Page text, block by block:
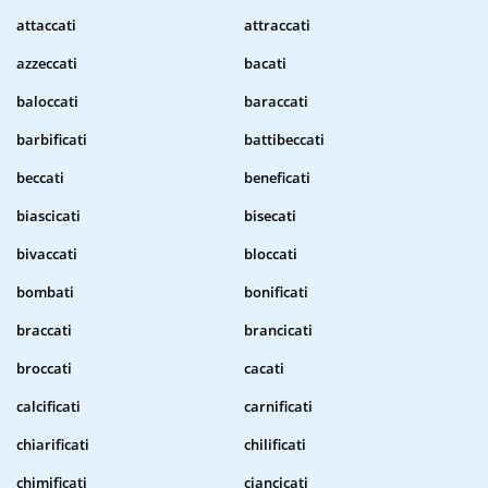
attaccati
attraccati
azzeccati
bacati
baloccati
baraccati
barbificati
battibeccati
beccati
beneficati
biascicati
bisecati
bivaccati
bloccati
bombati
bonificati
braccati
brancicati
broccati
cacati
calcificati
carnificati
chiarificati
chilificati
chimificati
ciancicati